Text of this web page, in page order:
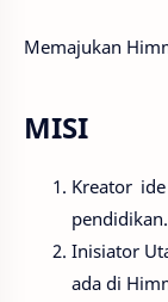
Memajukan
MISI
Kreator
pendidikan.
Inisiator
ada di